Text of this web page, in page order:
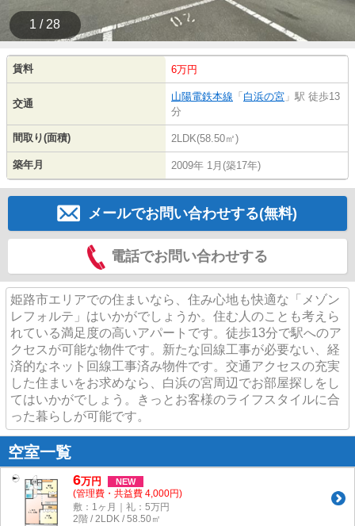
1 / 28
賃料 6万円
交通
山陽電鉄本線 「 白浜の宮 」駅 徒歩13
分
間取り(面積) 2LDK(58.50㎡)
築年月 2009年 1月(築17年)
メールでお問い合わせする(無料)
電話でお問い合わせする
姫路市エリアでの住まいなら、住み心地も快適な「メゾン
レフォルテ」はいかがでしょうか。住む人のことも考えら
れている満足度の高いアパートです。徒歩13分で駅へのア
クセスが可能な物件です。新たな回線工事が必要ない、経
済的なネット回線工事済み物件です。交通アクセスの充実
した住まいをお求めなら、白浜の宮周辺でお部屋探しをし
てはいかがでしょう。きっとお客様のライフスタイルに合
った暮らしが可能です。
空室一覧
6万円 NEW
(管理費・共益費 4,000円)
敷：1ヶ月｜礼：5万円
2階 / 2LDK / 58.50㎡